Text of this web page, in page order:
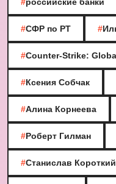
#СФР по РТ #
#Counter-Strike:
#Ксения Собчак
#Алина Корнеева
#Роберт Гилман
#Станислав Короткий